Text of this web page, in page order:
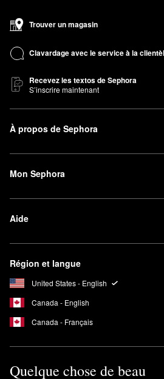
Trouver un magasin
Clavardage avec le service à la
Recevez les textos de Sephora
S’inscrire maintenant
À propos de Sephora
Mon Sephora
Aide
Région et langue
United States - English
Canada - English
Canada - Français
Quelque chose de beau